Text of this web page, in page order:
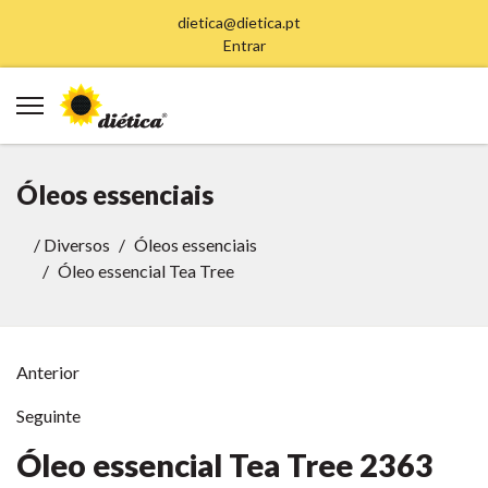
dietica@dietica.pt
Entrar
Óleos essenciais
/ Diversos
Óleos essenciais
Óleo essencial Tea Tree
Anterior
Seguinte
Óleo essencial Tea Tree 2363